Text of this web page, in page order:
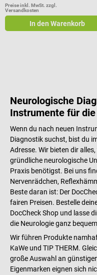
Preise inkl. MwSt. zzgl.
Versandkosten
In den Warenkorb
Neurologische
Instrumente für
Wenn du nach neuen
Diagnostik suchst, bist du
Adresse. Wir bieten dir
gründliche neurologische
Praxis benötigst. Bei uns
Nervenrädchen,
Beste daran ist: Der
fairen Preisen. Bestelle
DocCheck Shop und lasse
die Neurologie ganz
Wir führen Produkte
KaWe und TIP THERM.
große Auswahl an
Eigenmarken eignen sich